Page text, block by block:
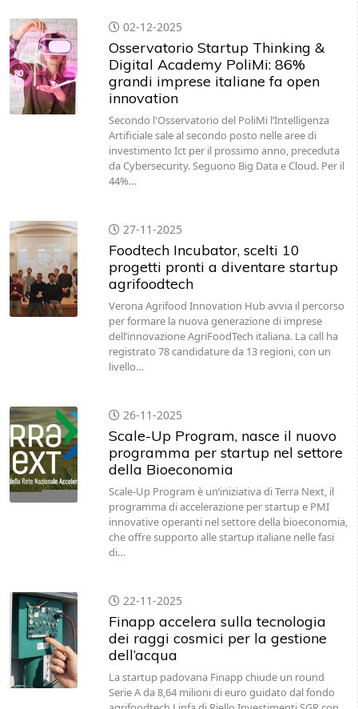
02-12-2025
Osservatorio Startup Thinking &
Digital Academy PoliMi: 86%
grandi imprese italiane fa open
innovation
Secondo l'Osservatorio del PoliMi l’Intelligenza
Artificiale sale al secondo posto nelle aree di
investimento Ict per il prossimo anno, preceduta
da Cybersecurity. Seguono Big Data e Cloud. Per il
44%…
27-11-2025
Foodtech Incubator, scelti 10
progetti pronti a diventare startup
agrifoodtech
Verona Agrifood Innovation Hub avvia il percorso
per formare la nuova generazione di imprese
dell’innovazione AgriFoodTech italiana. La call ha
registrato 78 candidature da 13 regioni, con un
livello…
26-11-2025
Scale-Up Program, nasce il nuovo
programma per startup nel settore
della Bioeconomia
Scale-Up Program è un’iniziativa di Terra Next, il
programma di accelerazione per startup e PMI
innovative operanti nel settore della bioeconomia,
che offre supporto alle startup italiane nelle fasi
di…
22-11-2025
Finapp accelera sulla tecnologia
dei raggi cosmici per la gestione
dell’acqua
La startup padovana Finapp chiude un round
Serie A da 8,64 milioni di euro guidato dal fondo